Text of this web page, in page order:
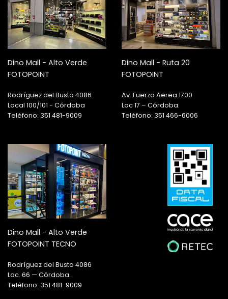
Dino Mall - Alto Verde
FOTOPOINT
Rodríguez del Busto 4086
Local 100/101 - Córdoba
Teléfono: 351 481-9009
Dino Mall - Ruta 20
FOTOPOINT
Av. Fuerza Aerea 1700
Loc 17 – Córdoba.
Teléfono: 351 466-6006
Dino Mall - Alto Verde
FOTOPOINT TECNO
Rodríguez del Busto 4086
Loc. 66 — Córdoba.
Teléfono: 351 481-9009